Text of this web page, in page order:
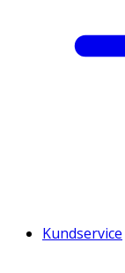
Kundservice